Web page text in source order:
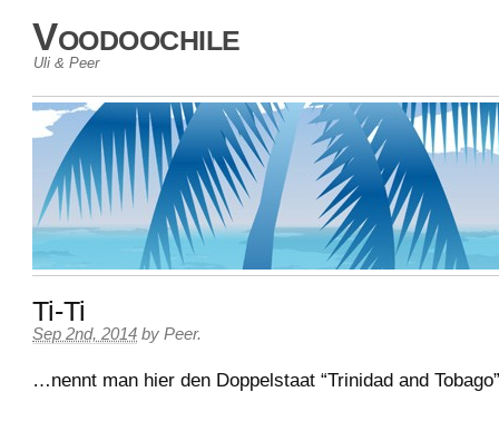
Voodoochile
Uli & Peer
Ti-Ti
Sep 2nd, 2014 by Peer.
…nennt man hier den Doppelstaat “Trinidad and Tobago”